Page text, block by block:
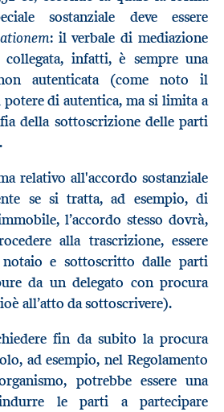
sostanziale deve essere
: il verbale di mediazione
infatti, è sempre una
autenticata (come noto il
di autentica, ma si limita a
della sottoscrizione delle parti
relativo all'accordo sostanziale
se si tratta, ad esempio, di
l’accordo stesso dovrà,
alla trascrizione, essere
e sottoscritto dalle parti
da un delegato con procura
all’atto da sottoscrivere).
fin da subito la procura
ad esempio, nel Regolamento
potrebbe essere una
le parti a partecipare